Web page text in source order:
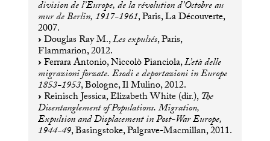
division de l’Europe, de la révolution d’Octobre au
mur de Berlin, 1917-1961, Paris, La Découverte,
2007.
Douglas Ray M.,Les expulsés, Paris,
Flammarion, 2012.
Ferrara Antonio, Niccolò Pianciola,L’età delle
migrazioni forzate. Esodi e deportazioni in Europe
1853-1953, Bologne, Il Mulino, 2012.
Reinisch Jessica, Elizabeth White (dir.),The
Disentanglement of Populations. Migration,
Expulsion and Displacement in Post-War Europe,
1944-49, Basingstoke, Palgrave-Macmillan, 2011.